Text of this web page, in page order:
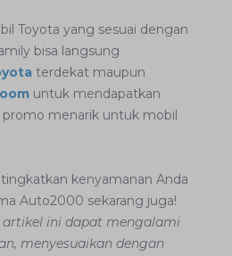
Toyota yang sesuai dengan
bisa langsung
terdekat maupun
untuk mendapatkan
menarik untuk mobil
kenyamanan Anda
Auto2000 sekarang juga!
ini dapat mengalami
menyesuaikan dengan